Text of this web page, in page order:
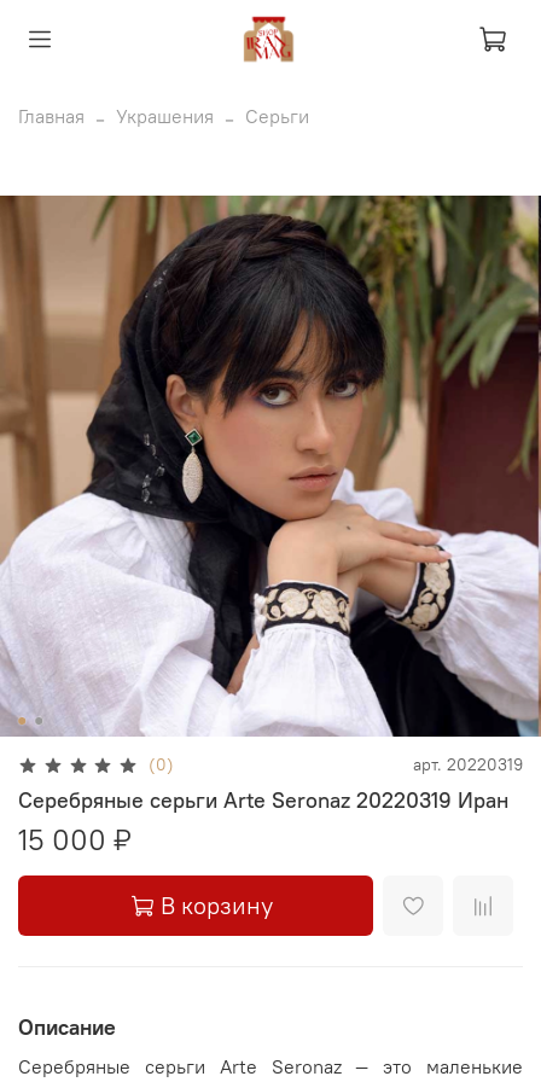
Главная Украшения Серьги
(0) арт. 20220319
Серебряные серьги Arte Seronaz 20220319 Иран
15 000 ₽
В корзину
Описание
Серебряные серьги Arte Seronaz — это маленькие